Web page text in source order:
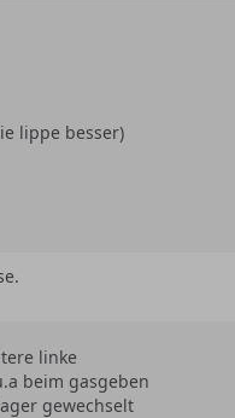
lippe besser)
linke
beim gasgeben
gewechselt